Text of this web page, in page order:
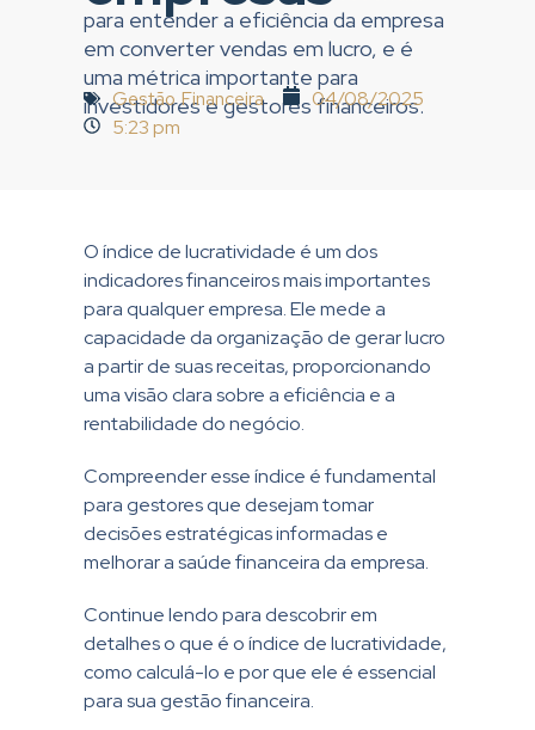
para entender a eficiência da empresa
em converter vendas em lucro, e é
uma métrica importante para
investidores e gestores financeiros.
Gestão Financeira
04/08/2025
5:23 pm
O índice de lucratividade é um dos
indicadores financeiros mais importantes
para qualquer empresa. Ele mede a
capacidade da organização de gerar lucro
a partir de suas receitas, proporcionando
uma visão clara sobre a eficiência e a
rentabilidade do negócio.
Compreender esse índice é fundamental
para gestores que desejam tomar
decisões estratégicas informadas e
melhorar a saúde financeira da empresa.
Continue lendo para descobrir em
detalhes o que é o índice de lucratividade,
como calculá-lo e por que ele é essencial
para sua gestão financeira.